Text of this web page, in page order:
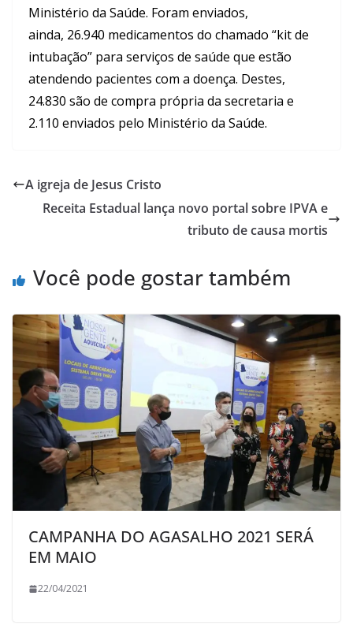
Ministério da Saúde. Foram enviados,
ainda, 26.940 medicamentos do chamado “kit de
intubação” para serviços de saúde que estão
atendendo pacientes com a doença. Destes,
24.830 são de compra própria da secretaria e
2.110 enviados pelo Ministério da Saúde.
A igreja de Jesus Cristo
Receita Estadual lança novo portal sobre IPVA e
tributo de causa mortis
Você pode gostar também
CAMPANHA DO AGASALHO 2021 SERÁ
EM MAIO
22/04/2021